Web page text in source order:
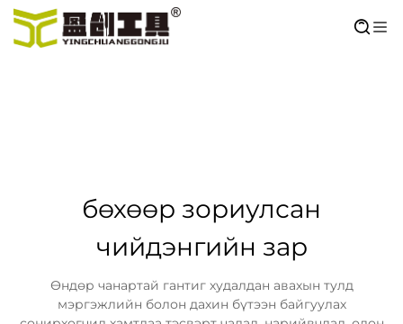
бөхөөр зориулсан
чийдэнгийн зар
Өндөр чанартай гантиг худалдан авахын тулд
мэргэжлийн болон дахин бүтээн байгуулах